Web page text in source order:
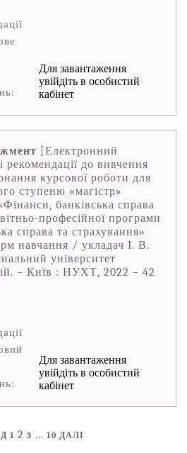
Для завантаження
увійдіть в особистий
кабінет
[Електронний
рекомендації до вивчення
курсової роботи для
ступеню «магістр»
банківська справа
професійної програми
справа та страхування»
навчання / укладач І. В.
університет
– Київ : НУХТ, 2022 – 42
Для завантаження
увійдіть в особистий
кабінет
1 2 3 … 10 ДАЛІ